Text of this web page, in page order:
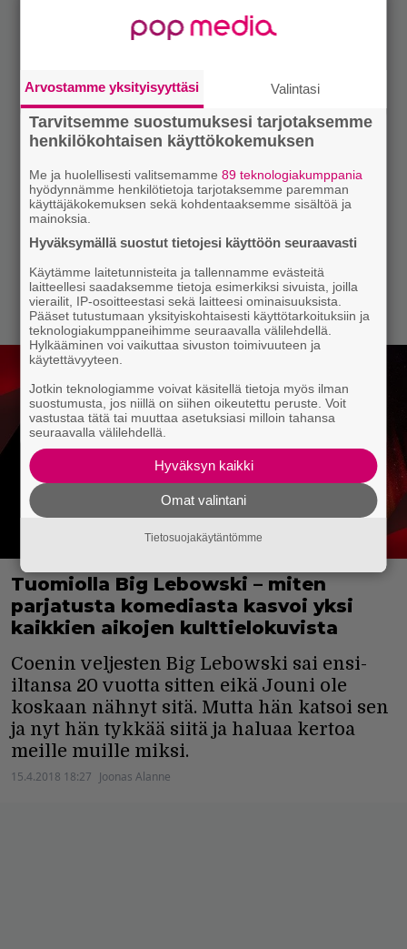
Tuomiolla Big Lebowski – miten
parjatusta komediasta kasvoi yksi
kaikkien aikojen kulttielokuvista
Coenin veljesten Big Lebowski sai ensi-
iltansa 20 vuotta sitten eikä Jouni ole
koskaan nähnyt sitä. Mutta hän katsoi sen
ja nyt hän tykkää siitä ja haluaa kertoa
meille muille miksi.
15.4.2018 18:27 Joonas Alanne
Arvostamme yksityisyyttäsi Valintasi
Tarvitsemme suostumuksesi tarjotaksemme
henkilökohtaisen käyttökokemuksen
Me ja huolellisesti valitsemamme89 teknologiakumppania
hyödynnämme henkilötietoja tarjotaksemme paremman
käyttäjäkokemuksen sekä kohdentaaksemme sisältöä ja
mainoksia.
Hyväksymällä suostut tietojesi käyttöön seuraavasti
Käytämme laitetunnisteita ja tallennamme evästeitä
laitteellesi saadaksemme tietoja esimerkiksi sivuista, joilla
vierailit, IP-osoitteestasi sekä laitteesi ominaisuuksista.
Pääset tutustumaan yksityiskohtaisesti käyttötarkoituksiin ja
teknologiakumppaneihimme seuraavalla välilehdellä.
Hylkääminen voi vaikuttaa sivuston toimivuuteen ja
käytettävyyteen.
Jotkin teknologiamme voivat käsitellä tietoja myös ilman
suostumusta, jos niillä on siihen oikeutettu peruste. Voit
vastustaa tätä tai muuttaa asetuksiasi milloin tahansa
seuraavalla välilehdellä.
Hyväksyn kaikki
Omat valintani
Tietosuojakäytäntömme